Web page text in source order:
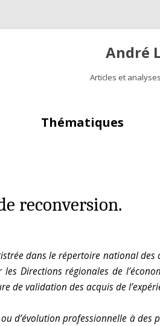
André
Articles et
Thématiques
reconversion.
dans le répertoire national
Directions régionales de
de validation des acquis de
d’évolution professionnelle à